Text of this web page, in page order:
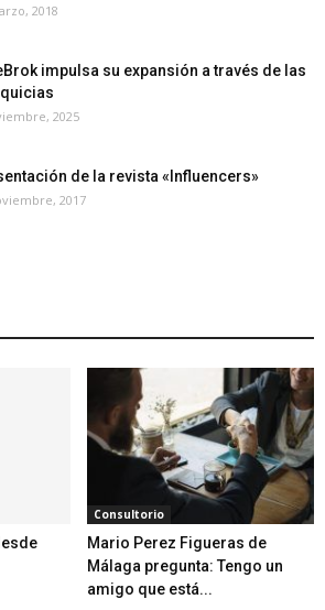
2018
impulsa su expansión a través de las
2025
de la revista «Influencers»
2017
Consultorio
Mario Perez Figueras de
Málaga pregunta: Tengo un
amigo que está...